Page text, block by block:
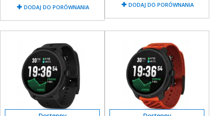
DODAJ DO PORÓWNANIA DODAJ DO PORÓWNANIA